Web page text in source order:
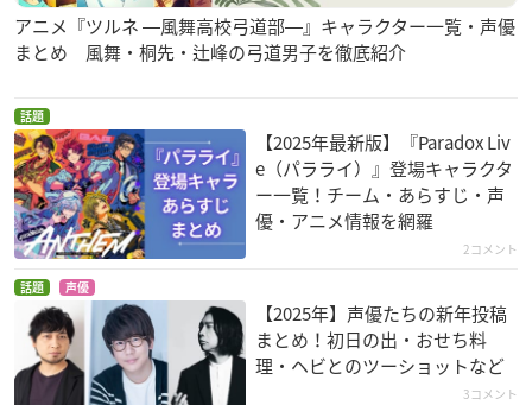
アニメ『ツルネ ―風舞高校弓道部―』キャラクター一覧・声優
まとめ 風舞・桐先・辻峰の弓道男子を徹底紹介
話題
【2025年最新版】『Paradox Liv
e（パラライ）』登場キャラクタ
ー一覧！チーム・あらすじ・声
優・アニメ情報を網羅
2コメント
話題 声優
【2025年】声優たちの新年投稿
まとめ！初日の出・おせち料
理・ヘビとのツーショットなど
3コメント